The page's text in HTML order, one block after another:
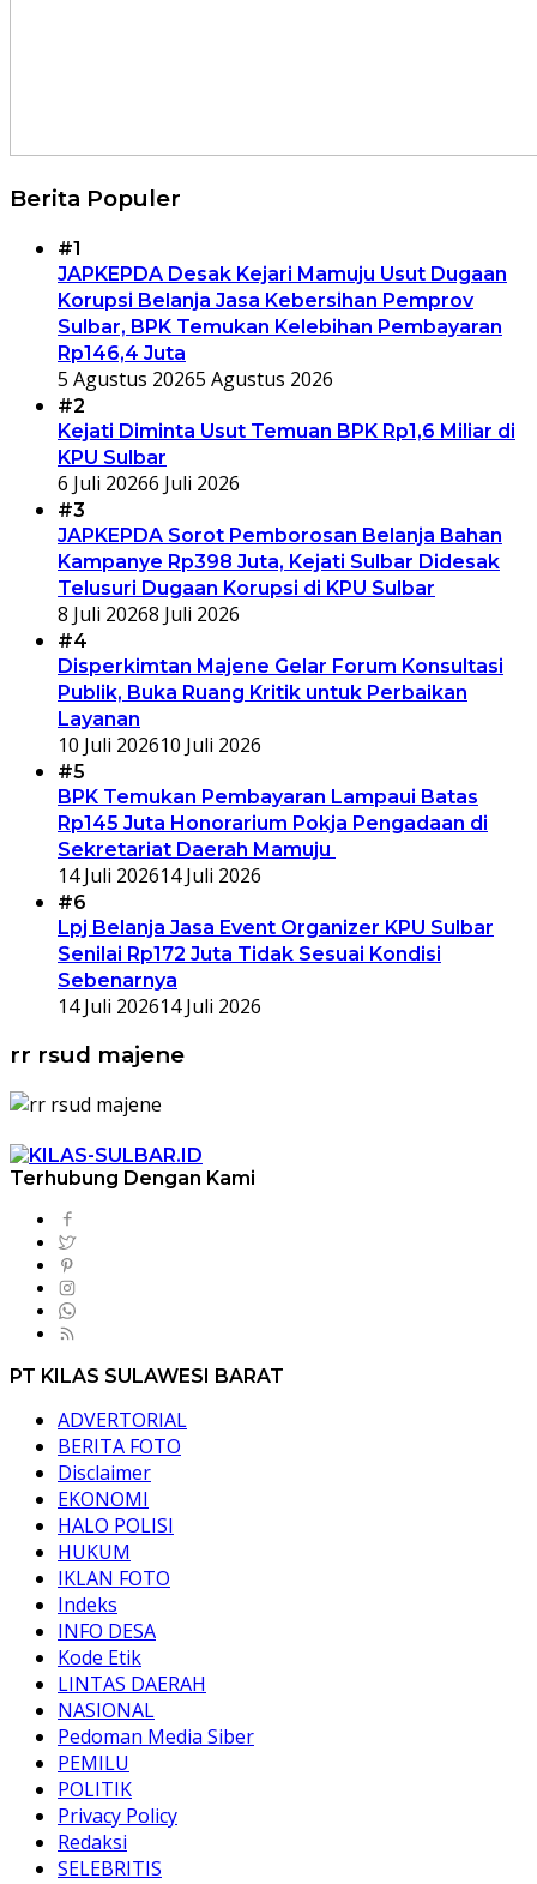
Berita Populer
#1
JAPKEPDA Desak Kejari Mamuju Usut Dugaan
Korupsi Belanja Jasa Kebersihan Pemprov
Sulbar, BPK Temukan Kelebihan Pembayaran
Rp146,4 Juta
5 Agustus 20265 Agustus 2026
#2
Kejati Diminta Usut Temuan BPK Rp1,6 Miliar di
KPU Sulbar
6 Juli 20266 Juli 2026
#3
JAPKEPDA Sorot Pemborosan Belanja Bahan
Kampanye Rp398 Juta, Kejati Sulbar Didesak
Telusuri Dugaan Korupsi di KPU Sulbar
8 Juli 20268 Juli 2026
#4
Disperkimtan Majene Gelar Forum Konsultasi
Publik, Buka Ruang Kritik untuk Perbaikan
Layanan
10 Juli 202610 Juli 2026
#5
BPK Temukan Pembayaran Lampaui Batas
Rp145 Juta Honorarium Pokja Pengadaan di
Sekretariat Daerah Mamuju
14 Juli 202614 Juli 2026
#6
Lpj Belanja Jasa Event Organizer KPU Sulbar
Senilai Rp172 Juta Tidak Sesuai Kondisi
Sebenarnya
14 Juli 202614 Juli 2026
rr rsud majene
Terhubung Dengan Kami
PT KILAS SULAWESI BARAT
ADVERTORIAL
BERITA FOTO
Disclaimer
EKONOMI
HALO POLISI
HUKUM
IKLAN FOTO
Indeks
INFO DESA
Kode Etik
LINTAS DAERAH
NASIONAL
Pedoman Media Siber
PEMILU
POLITIK
Privacy Policy
Redaksi
SELEBRITIS